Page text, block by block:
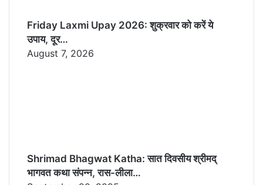
Friday Laxmi Upay 2026: शुक्रवार को करें ये
उपाय, दूर…
August 7, 2026
Shrimad Bhagwat Katha: सात दिवसीय श्रीमद्
भागवत कथा संपन्न, रास-लीला…